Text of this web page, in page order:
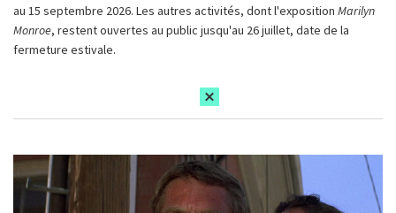
au 15 septembre 2026. Les autres activités, dont l'exposition Marilyn
Monroe, restent ouvertes au public jusqu'au 26 juillet, date de la
fermeture estivale.